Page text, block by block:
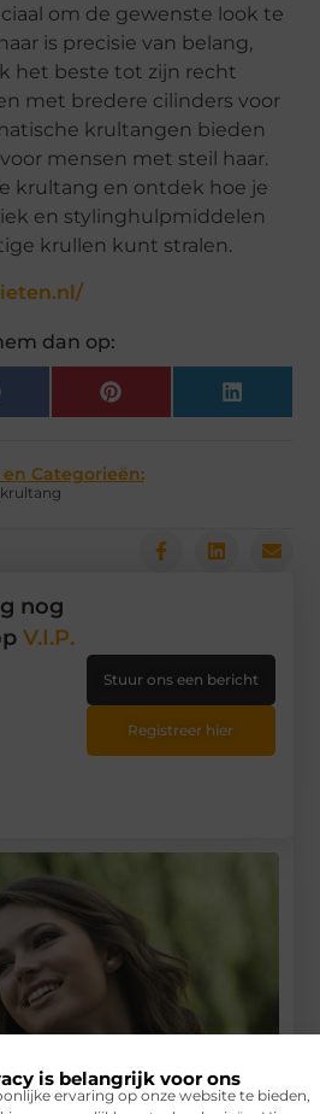
is belangrijk voor ons
ervaring op onze website te bieden,
om de gewenste look te
is precisie van belang,
het beste tot zijn recht
met bredere cilinders voor
krultangen bieden
mensen met steil haar.
krultang en ontdek hoe je
en stylinghulpmiddelen
krullen kunt stralen.
dan op:
Facebook Pinterest LinkedIn
en Categorieën:
krultang
nog
V.I.P.
Stuur ons een bericht
Registreer hier